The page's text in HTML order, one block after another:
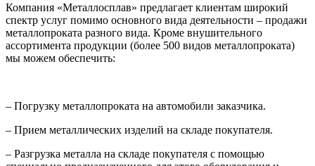
Компания «Металлосплав» предлагает клиентам широкий
спектр услуг помимо основного вида деятельности – продажи
металлопроката разного вида. Кроме внушительного
ассортимента продукции (более 500 видов металлопроката)
мы можем обеспечить:
– Погрузку металлопроката на автомобили заказчика.
– Прием металлических изделий на складе покупателя.
– Разгрузка металла на складе покупателя с помощью